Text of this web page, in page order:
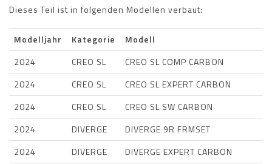
Dieses Teil ist in folgenden Modellen verbaut:
Modelljahr Kategorie
Modell
2024
CREO SL
CREO SL COMP CARBON
2024
CREO SL
CREO SL EXPERT CARBON
2024
CREO SL
CREO SL SW CARBON
2024
DIVERGE
DIVERGE 9R FRMSET
2024
DIVERGE
DIVERGE EXPERT CARBON